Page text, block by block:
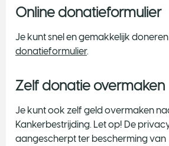
Online donatieformulier
Je kunt snel en gemakkelijk
donatieformulier.
Zelf donatie overmaken
Je kunt ook zelf geld overmaken
Kankerbestrijding. Let op! De
aangescherpt ter bescherming van